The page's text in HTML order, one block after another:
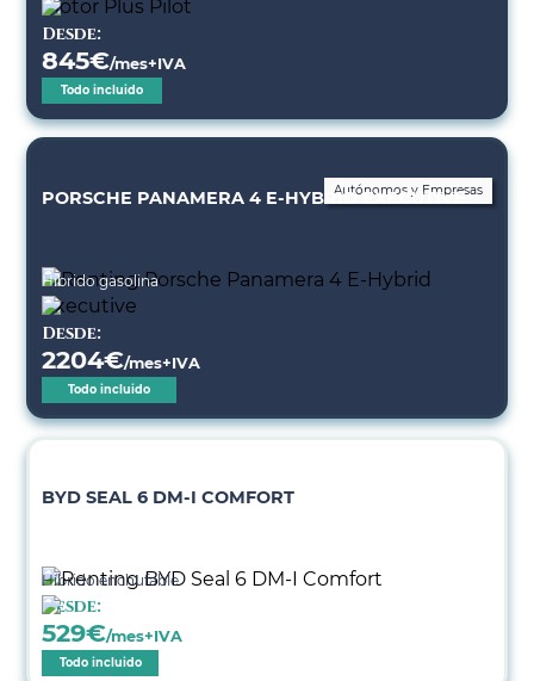
Autónomos y Empresas
Desde:
845€/mes+IVA
Todo incluido
PORSCHE PANAMERA 4 E-HYBRID EXECUTIVE
Híbrido gasolina
Desde:
2204€/mes+IVA
Todo incluido
BYD SEAL 6 DM-I COMFORT
Híbrido enchufable
Desde:
529€/mes+IVA
Todo incluido